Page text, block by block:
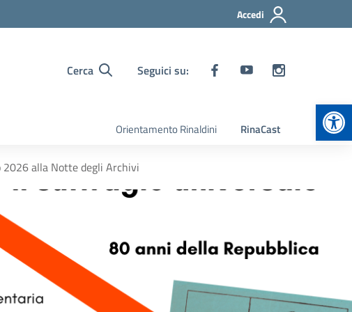
Accedi
Cerca Seguici su:
Orientamento Rinaldini RinaCast
2026 alla Notte degli Archivi